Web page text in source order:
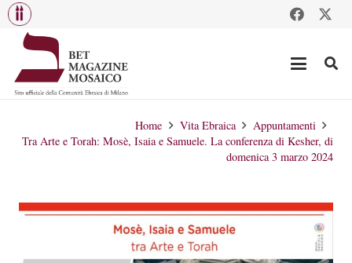
Home Vita Ebraica
Appuntamenti
Tra Arte e Torah: Mosè, Isaia e Samuele. La conferenza di Kesher, di
domenica 3 marzo 2024